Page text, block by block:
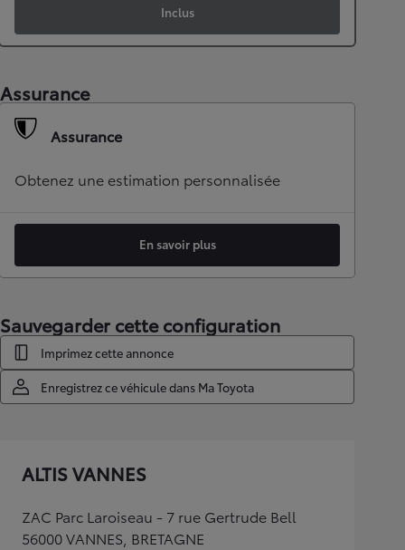
Inclus
Assurance
Assurance
Obtenez une estimation personnalisée
En savoir plus
Sauvegarder cette configuration
Imprimez cette annonce
Enregistrez ce véhicule dans Ma Toyota
ALTIS VANNES
ZAC Parc Laroiseau - 7 rue Gertrude Bell
56000 VANNES, BRETAGNE